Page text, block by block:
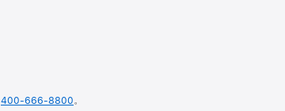
400-666-8800。